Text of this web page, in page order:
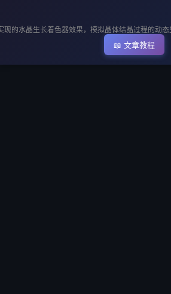
现的水晶生长着色器效果，模拟晶体结晶过程的动
📖 文章教程